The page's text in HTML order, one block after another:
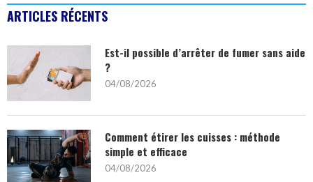
ARTICLES RÉCENTS
Est-il possible d’arrêter de fumer sans aide
?
04/08/2026
Comment étirer les cuisses : méthode
simple et efficace
04/08/2026